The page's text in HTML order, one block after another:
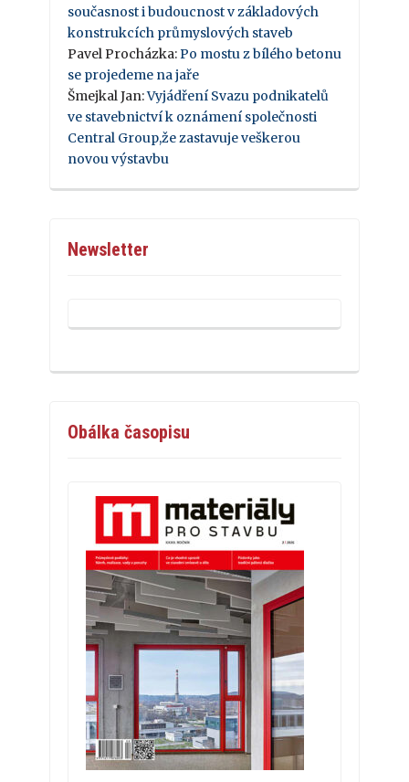
současnost i budoucnost v základových
konstrukcích průmyslových staveb
Pavel Procházka: Po mostu z bílého betonu
se projedeme na jaře
Šmejkal Jan:Vyjádření Svazu podnikatelů
ve stavebnictví k oznámení společnosti
Central Group,že zastavuje veškerou
novou výstavbu
Newsletter
Obálka časopisu